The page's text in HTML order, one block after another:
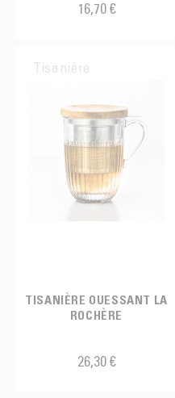
16,70 €
Tisanière
TISANIÈRE OUESSANT LA
ROCHÈRE
26,30 €